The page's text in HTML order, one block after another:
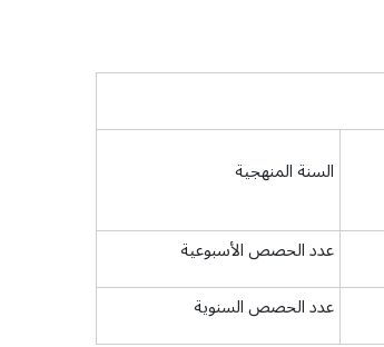
السنة المنهجية
عدد الحصص الأسبوعية
عدد الحصص السنوية